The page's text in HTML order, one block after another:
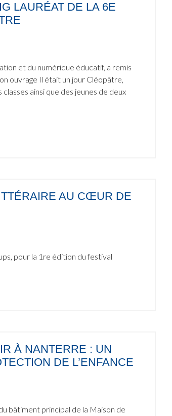
LAURÉAT DE LA 6E
et du numérique éducatif, a remis
ouvrage Il était un jour Cléopâtre,
ainsi que des jeunes de deux
AU CŒUR DE
pour la 1re édition du festival
À NANTERRE : UN
DE L’ENFANCE
bâtiment principal de la Maison de